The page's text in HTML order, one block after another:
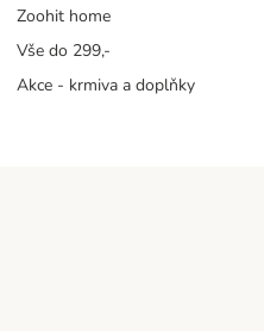
Zoohit home
Vše do 299,-
Akce - krmiva a doplňky